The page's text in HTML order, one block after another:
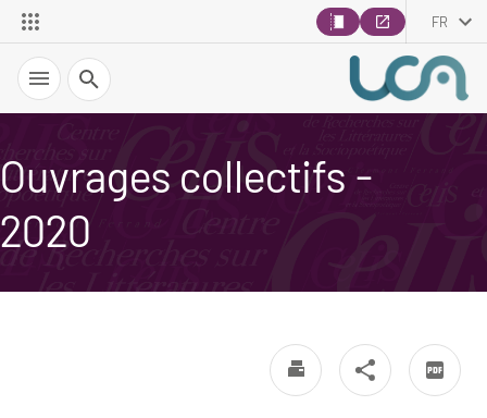
FR
Recherche
Ouvrages collectifs -
2020